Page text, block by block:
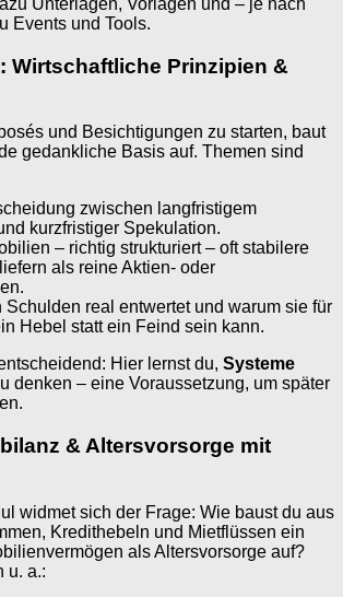
Events und Tools.
Wirtschaftliche Prinzipien &
und Besichtigungen zu starten, baut
gedankliche Basis auf. Themen sind
zwischen langfristigem
kurzfristiger Spekulation.
– richtig strukturiert – oft stabilere
als reine Aktien- oder
Schulden real entwertet und warum sie für
Hebel statt ein Feind sein kann.
Hier lernst du, Systeme
denken – eine Voraussetzung, um später
& Altersvorsorge mit
widmet sich der Frage: Wie baust du aus
Kredithebeln und Mietflüssen ein
als Altersvorsorge auf?
u. a.: